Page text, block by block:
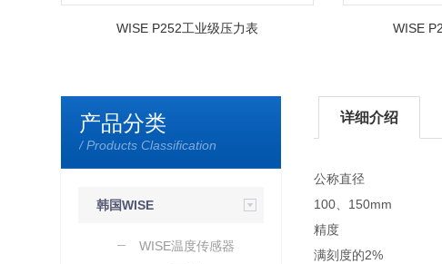
WISE P252工业级压力表 WISE
产品分类
/ Products Classification
韩国WISE
WISE温度传感器
详细介绍
公称直径
100、150mm
精度
满刻度的2%